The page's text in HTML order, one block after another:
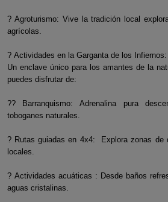
? Agroturismo: Vive la tradición local
agrícolas.
? Actividades en la Garganta de los Infiernos:
Un enclave único para los amantes de la
puedes disfrutar de:
?? Barranquismo: Adrenalina pura
toboganes naturales.
? Rutas guiadas en 4x4: Explora zonas de
locales.
? Actividades acuáticas : Desde baños
aguas cristalinas.